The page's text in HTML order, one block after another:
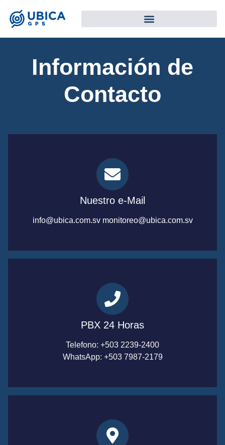
Información de
Contacto
Nuestro e-Mail
info@ubica.com.sv monitoreo@ubica.com.sv
PBX 24 Horas
Telefono: +503 2239-2400
WhatsApp: +503 7987-2179